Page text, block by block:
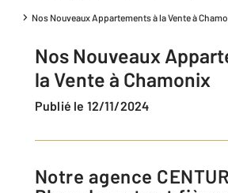
Nos Nouveaux Appartements à la Vente à
Nos Nouveaux
la Vente à Chamonix
Publié le 12/11/2024
Notre agence CENTURY 21 Mont-